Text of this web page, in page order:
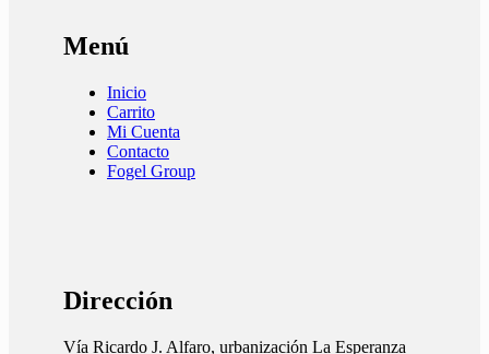
Menú
Inicio
Carrito
Mi Cuenta
Contacto
Fogel Group
Dirección
Vía Ricardo J. Alfaro, urbanización La Esperanza